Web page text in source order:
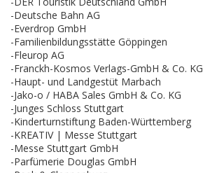
-Deutsche Bahn AG
-Everdrop GmbH
-Familienbildungsstätte Göppingen
-Fleurop AG
-Franckh-Kosmos Verlags-GmbH & Co. KG
-Haupt- und Landgestüt Marbach
-Jako-o / HABA Sales GmbH & Co. KG
-Junges Schloss Stuttgart
-Kinderturnstiftung Baden-Württemberg
-KREATIV | Messe Stuttgart
-Messe Stuttgart GmbH
-Parfümerie Douglas GmbH